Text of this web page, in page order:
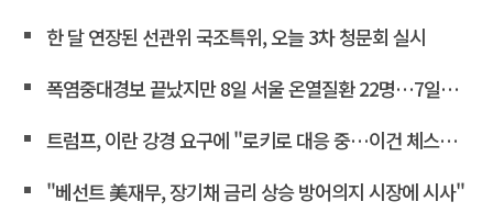
한 달 연장된 선관위 국조특위, 오늘 3차 청문회 실시
폭염중대경보 끝났지만 8일 서울 온열질환 22명…7일째 두자리
트럼프, 이란 강경 요구에 "로키로 대응 중…이건 체스게임"
"베선트 美재무, 장기채 금리 상승 방어의지 시장에 시사"